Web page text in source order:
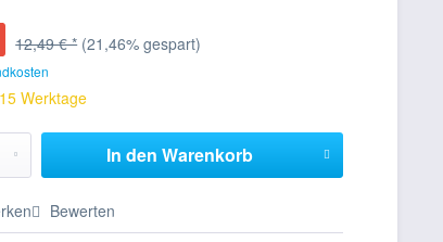
12,49 € * (21,46% gespart)
Werktage
In den Warenkorb
Bewerten